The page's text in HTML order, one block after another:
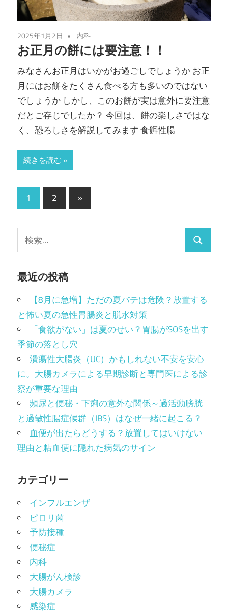
2025年1月2日 内科
お正月の餅には要注意！！
みなさんお正月はいかがお過ごしでしょうか お正
月にはお餅をたくさん食べる方も多いのではない
でしょうか しかし、このお餅が実は意外に要注意
だとご存じでしたか？ 今回は、餅の楽しさではな
く、恐ろしさを解説してみます 食餌性腸
続きを読む
投
稿
の
ペ
ー
ジ
送
り
1 2
次
の
記
»
索:
検
最近の投稿
【8月に急増】ただの夏バテは危険？放置する
と怖い夏の急性胃腸炎と脱水対策
「食欲がない」は夏のせい？胃腸がSOSを出す
季節の落とし穴
潰瘍性大腸炎（UC）かもしれない不安を安心
に。大腸カメラによる早期診断と専門医による診
察が重要な理由
頻尿と便秘・下痢の意外な関係～過活動膀胱
と過敏性腸症候群（IBS）はなぜ一緒に起こる？
血便が出たらどうする？放置してはいけない
理由と粘血便に隠れた病気のサイン
カテゴリー
インフルエンザ
ピロリ菌
予防接種
便秘症
内科
大腸がん検診
大腸カメラ
感染症